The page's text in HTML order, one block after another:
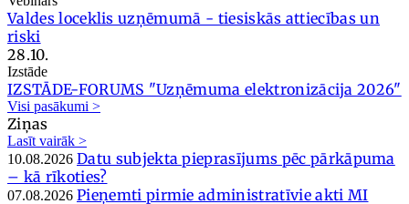
Valdes loceklis uzņēmumā - tiesiskās attiecības un
riski
28.10.
Izstāde
IZSTĀDE-FORUMS "Uzņēmuma elektronizācija 2026"
Visi pasākumi >
Ziņas
Lasīt vairāk >
10.08.2026 Datu subjekta pieprasījums pēc pārkāpuma
– kā rīkoties?
07.08.2026 Pieņemti pirmie administratīvie akti MI